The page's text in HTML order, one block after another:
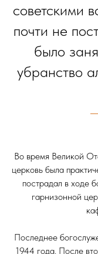
советскими
почти не
было
убранство
Во время Великой
церковь была
пострадал в ходе
гарнизонной
Последнее
1944 года. После